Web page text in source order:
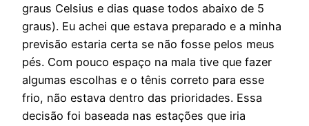
graus Celsius e dias quase todos abaixo de 5
graus). Eu achei que estava preparado e a minha
previsão estaria certa se não fosse pelos meus
pés. Com pouco espaço na mala tive que fazer
algumas escolhas e o tênis correto para esse
frio, não estava dentro das prioridades. Essa
decisão foi baseada nas estações que iria